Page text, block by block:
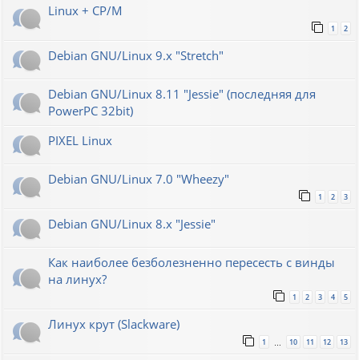
Linux + CP/M
1 2
Debian GNU/Linux 9.x "Stretch"
Debian GNU/Linux 8.11 "Jessie" (последняя для
PowerPC 32bit)
PIXEL Linux
Debian GNU/Linux 7.0 "Wheezy"
1 2 3
Debian GNU/Linux 8.x "Jessie"
Как наиболее безболезненно пересесть с винды
на линух?
1 2 3 4 5
Линух крут (Slackware)
1 … 10 11 12 13